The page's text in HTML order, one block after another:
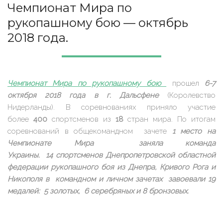
Чемпионат Мира по
рукопашному бою — октябрь
2018 года.
Чемпионат Мира по рукопашному бою прошел 6-7
октября 2018 года в г. Дальсфене(Королевство
Нидерланды). В соревнованиях приняло участие
более 400спортсменов из 18стран мира. По итогам
соревнований в общекомандном зачете 1 место на
Чемпионате Мира заняла команда
Украины. 14 спортсменов Днепропетровской областной
федерации рукопашного бояиз Днепра, Кривого Рога и
Никополя в командном и личном зачетах завоевали 19
медалей: 5 золотых, 6 серебряных и 8 бронзовых.